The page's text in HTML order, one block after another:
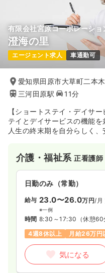
有限会社宮原コーポレーショ
澄海の里
エージェント求人 車通勤可
愛知県田原市大草町二本
三河田原駅
11分
【ショートステイ・デイサ
テイとデイサービスの機能
人生の終末期を自分らしく
人柄の方ばかりです。関わ
の運営を行い、利用者様や
することで地域の福祉に貢献
介護・福祉系正看護師
日勤のみ（常勤）
給与 23.0〜26.0万円/月
※一例
時間 8:30～17:30 （休憩60
4週8休以上
月給26万円
気になる